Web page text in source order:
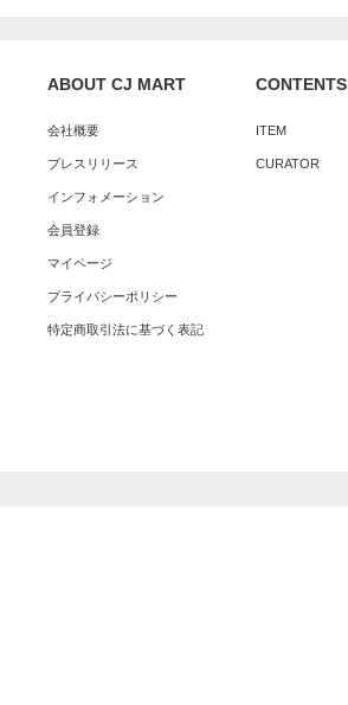
ABOUT CJ MART
会社概要
プレスリリース
インフォメーション
会員登録
マイページ
プライバシーポリシー
特定商取引法に基づく表記
CONTENTS
ITEM
CURATOR